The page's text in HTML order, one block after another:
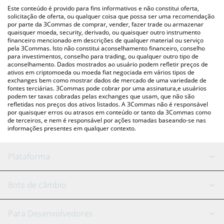
acima para verificar o último preço de DYOR Coin nas principais
moedas fiat e criptográficas.
Este conteúdo é provido para fins informativos e não constitui oferta,
solicitação de oferta, ou qualquer coisa que possa ser uma recomendação
por parte da 3Commas de comprar, vender, fazer trade ou armazenar
quaisquer moeda, security, derivado, ou quaisquer outro instrumento
financeiro mencionado em descrições de qualquer material ou serviço
pela 3Commas. Isto não constitui aconselhamento financeiro, conselho
para investimentos, conselho para trading, ou qualquer outro tipo de
aconselhamento. Dados mostrados ao usuário podem refletir preços de
ativos em criptomoeda ou moeda fiat negociada em vários tipos de
exchanges bem como mostrar dados de mercado de uma variedade de
fontes terciárias. 3Commas pode cobrar por uma assinatura,e usuários
podem ter taxas cobradas pelas exchanges que usam, que não são
refletidas nos preços dos ativos listados. A 3Commas não é responsável
por quaisquer erros ou atrasos em conteúdo or tanto da 3Commas como
de terceiros, e nem é responsável por ações tomadas baseando-se nas
informações presentes em qualquer contexto.
Plataforma
Bot GRID
Bots de câmbio
Binance
Para Desenvolvedores